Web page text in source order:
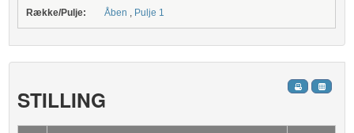
Række/Pulje: Åben , Pulje 1
STILLING